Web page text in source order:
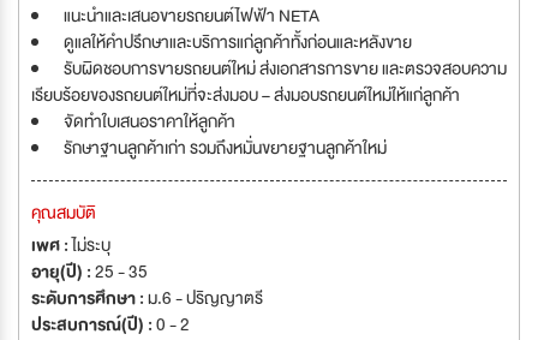
แนะนำและเสนอขายรถยนต์ไฟฟ้า NETA
ดูแลให้คำปรึกษาและบริการแก่ลูกค้าทั้งก่อนและหลังขาย
รับผิดชอบการขายรถยนต์ใหม่ ส่งเอกสารการขาย และตรวจสอบความ
เรียบร้อยของรถยนต์ใหม่ที่จะส่งมอบ – ส่งมอบรถยนต์ใหม่ให้แก่ลูกค้า
จัดทำใบเสนอราคาให้ลูกค้า
รักษาฐานลูกค้าเก่า รวมถึงหมั่นขยายฐานลูกค้าใหม่
คุณสมบัติ
เพศ :ไม่ระบุ
อายุ(ปี) :25 - 35
ระดับการศึกษา :ม.6 - ปริญญาตรี
ประสบการณ์(ปี) :0 - 2